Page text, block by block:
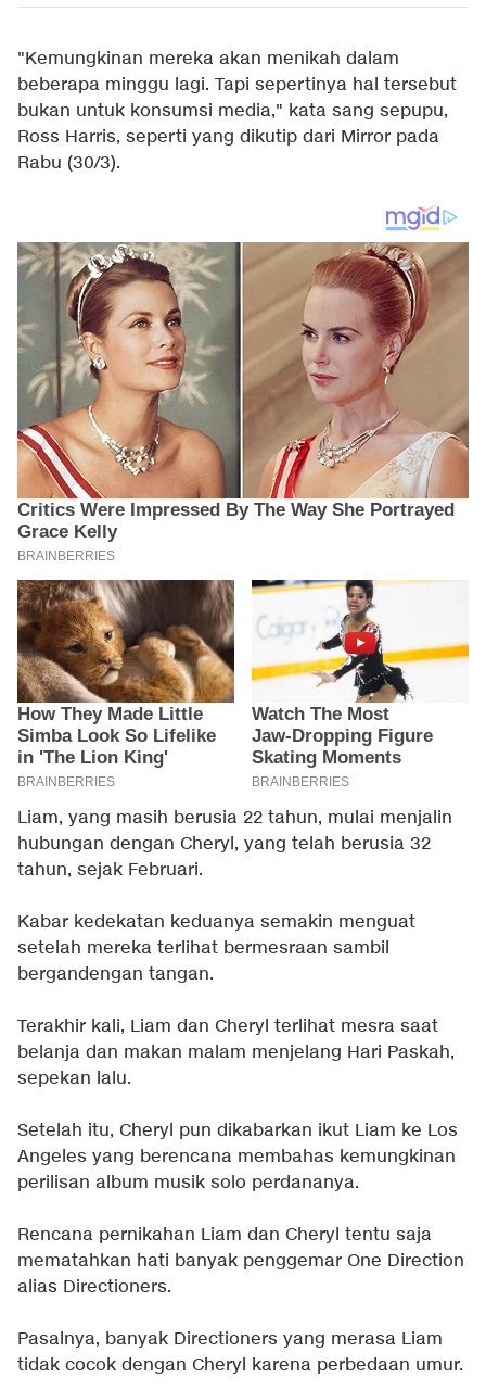
"Kemungkinan mereka akan menikah dalam
beberapa minggu lagi. Tapi sepertinya hal tersebut
bukan untuk konsumsi media," kata sang sepupu,
Ross Harris, seperti yang dikutip dari Mirror pada
Rabu (30/3).
Liam, yang masih berusia 22 tahun, mulai menjalin
hubungan dengan Cheryl, yang telah berusia 32
tahun, sejak Februari.
Kabar kedekatan keduanya semakin menguat
setelah mereka terlihat bermesraan sambil
bergandengan tangan.
Terakhir kali, Liam dan Cheryl terlihat mesra saat
belanja dan makan malam menjelang Hari Paskah,
sepekan lalu.
Setelah itu, Cheryl pun dikabarkan ikut Liam ke Los
Angeles yang berencana membahas kemungkinan
perilisan album musik solo perdananya.
Rencana pernikahan Liam dan Cheryl tentu saja
mematahkan hati banyak penggemar One Direction
alias Directioners.
Pasalnya, banyak Directioners yang merasa Liam
tidak cocok dengan Cheryl karena perbedaan umur.